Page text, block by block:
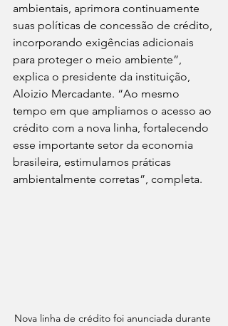
ambientais, aprimora continuamente
suas políticas de concessão de crédito,
incorporando exigências adicionais
para proteger o meio ambiente”,
explica o presidente da instituição,
Aloizio Mercadante. “Ao mesmo
tempo em que ampliamos o acesso ao
crédito com a nova linha, fortalecendo
esse importante setor da economia
brasileira, estimulamos práticas
ambientalmente corretas”, completa.
Nova linha de crédito foi anunciada durante